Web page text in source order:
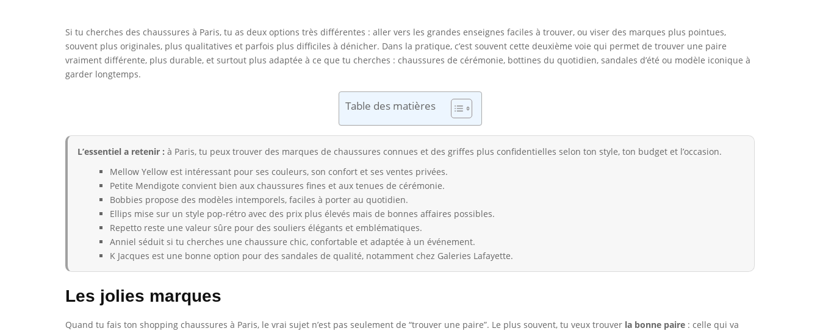
Si tu cherches des chaussures à Paris, tu as deux options très différentes : aller vers les grandes enseignes faciles à trouver, ou viser des marques plus pointues,
souvent plus originales, plus qualitatives et parfois plus difficiles à dénicher. Dans la pratique, c’est souvent cette deuxième voie qui permet de trouver une paire
vraiment différente, plus durable, et surtout plus adaptée à ce que tu cherches : chaussures de cérémonie, bottines du quotidien, sandales d’été ou modèle iconique à
garder longtemps.
Table des matières
L’essentiel a retenir : à Paris, tu peux trouver des marques de chaussures connues et des griffes plus confidentielles selon ton style, ton budget et l’occasion.
Mellow Yellow est intéressant pour ses couleurs, son confort et ses ventes privées.
Petite Mendigote convient bien aux chaussures fines et aux tenues de cérémonie.
Bobbies propose des modèles intemporels, faciles à porter au quotidien.
Ellips mise sur un style pop-rétro avec des prix plus élevés mais de bonnes affaires possibles.
Repetto reste une valeur sûre pour des souliers élégants et emblématiques.
Anniel séduit si tu cherches une chaussure chic, confortable et adaptée à un événement.
K Jacques est une bonne option pour des sandales de qualité, notamment chez Galeries Lafayette.
Les jolies marques
Quand tu fais ton shopping chaussures à Paris, le vrai sujet n’est pas seulement de “trouver une paire”. Le plus souvent, tu veux trouver la bonne paire : celle qui va